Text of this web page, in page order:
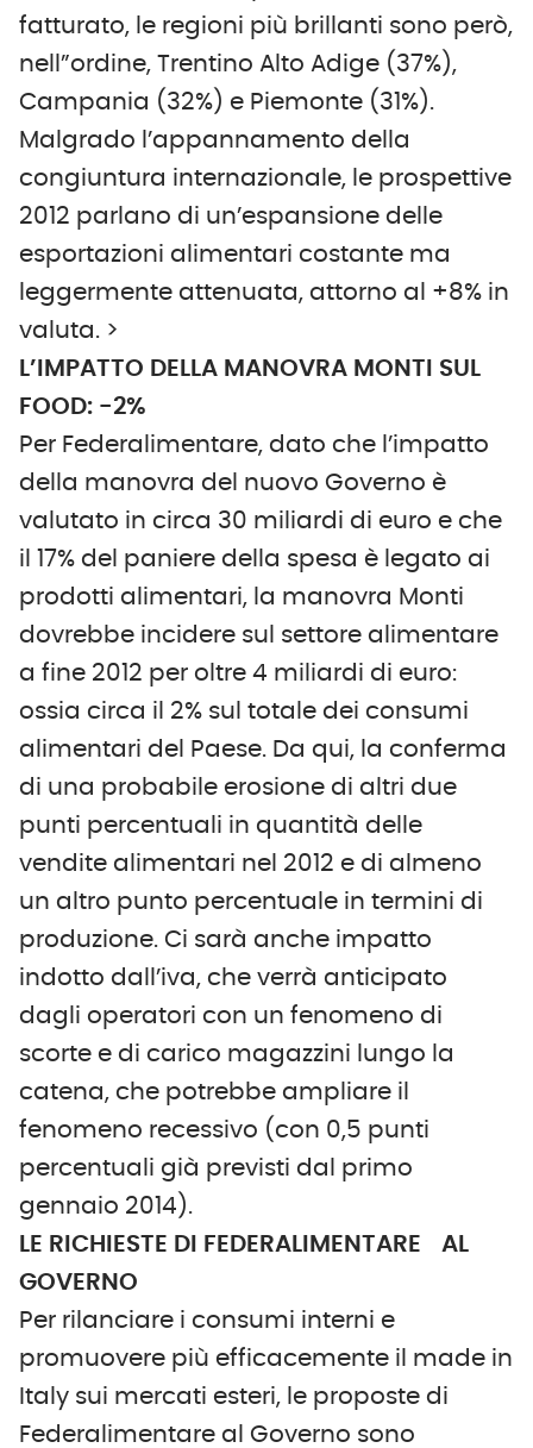
fatturato, le regioni più brillanti sono però,
nell”ordine, Trentino Alto Adige (37%),
Campania (32%) e Piemonte (31%).
Malgrado l’appannamento della
congiuntura internazionale, le prospettive
2012 parlano di un’espansione delle
esportazioni alimentari costante ma
leggermente attenuata, attorno al +8% in
valuta. >
L’IMPATTO DELLA MANOVRA MONTI SUL
FOOD: -2%
Per Federalimentare, dato che l’impatto
della manovra del nuovo Governo è
valutato in circa 30 miliardi di euro e che
il 17% del paniere della spesa è legato ai
prodotti alimentari, la manovra Monti
dovrebbe incidere sul settore alimentare
a fine 2012 per oltre 4 miliardi di euro:
ossia circa il 2% sul totale dei consumi
alimentari del Paese. Da qui, la conferma
di una probabile erosione di altri due
punti percentuali in quantità delle
vendite alimentari nel 2012 e di almeno
un altro punto percentuale in termini di
produzione. Ci sarà anche impatto
indotto dall’iva, che verrà anticipato
dagli operatori con un fenomeno di
scorte e di carico magazzini lungo la
catena, che potrebbe ampliare il
fenomeno recessivo (con 0,5 punti
percentuali già previsti dal primo
gennaio 2014).
LE RICHIESTE DI FEDERALIMENTARE AL
GOVERNO
Per rilanciare i consumi interni e
promuovere più efficacemente il made in
Italy sui mercati esteri, le proposte di
Federalimentare al Governo sono